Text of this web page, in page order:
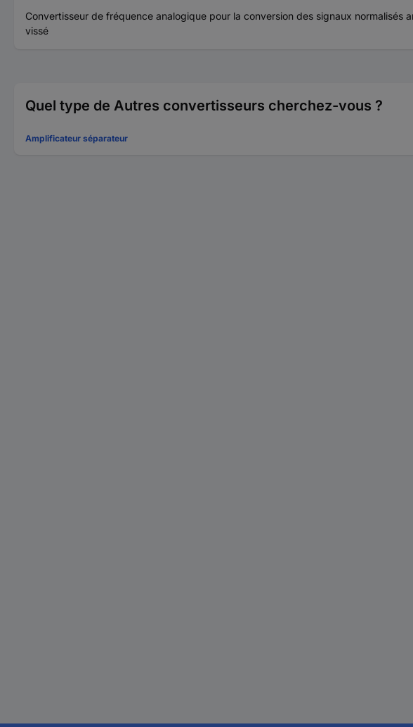
Convertisseur de fréquence analogique pour la conversion des signaux
vissé
Quel type de Autres convertisseurs cherchez-vous ?
Amplificateur séparateur